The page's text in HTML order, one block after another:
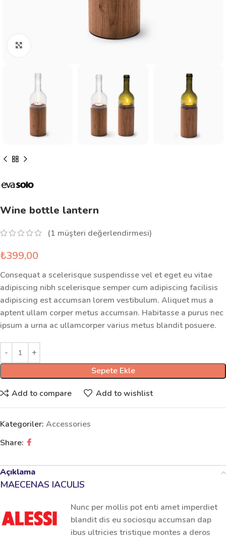
Wine bottle lantern
(1 müşteri değerlendirmesi)
₺399,00
Consequat a scelerisque suspendisse vel et eget eu vitae
adipiscing nibh scelerisque semper cum adipiscing facilisis
adipiscing est accumsan lorem vestibulum. Aliquet mus a
aptent ullam corper metus accumsan. Habitasse a purus nec
ipsum a urna ac ullamcorper varius metus blandit posuere.
Sepete Ekle
Add to compare Add to wishlist
Kategoriler: Accessories
Share:
Açıklama
MAECENAS IACULIS
Nunc per mollis pot enti amet imperdiet
blandit dis eu sociosqu accumsan dap
ibus ultricies tristique montes a deros